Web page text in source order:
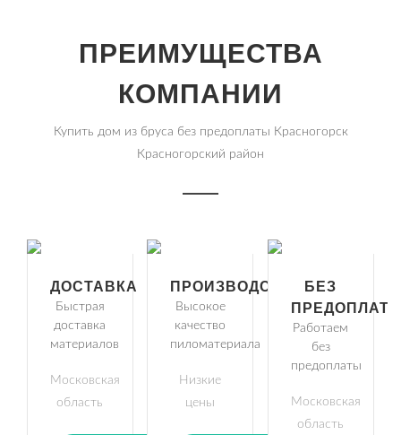
ПРЕИМУЩЕСТВА
КОМПАНИИ
Купить дом из бруса без предоплаты Красногорск
Красногорский район
ДОСТАВКА
Быстрая
доставка
материалов
Московская
область
ПРОИЗВОДСТВО
Высокое
качество
пиломатериала
Низкие
цены
БЕЗ
Работаем
без
предоплаты
Московская
область